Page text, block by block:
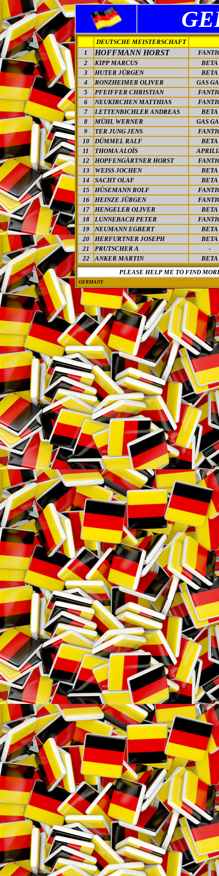
DEUTSCHE MEISTERSCHAFT
1
HOFFMANN HORST
2
KIPP MARCUS
BETA
3
HUTER JÜRGEN
BETA
4
RONZHEIMER OLIVER
GAS
5
PFEIFFER CHRISTIAN
6
NEUKIRCHEN MATTHIAS
7
LETTENBICHLER ANDREAS
BETA
8
MÜHL WERNER
GAS
9
TER JUNG JENS
10
DÜMMEL RALF
BETA
11
THOMA ALOÏS
12
HOPFENGÄRTNER HORST
13
WEISS JOCHEN
BETA
14
SACHT OLAF
BETA
15
HÜSEMANN ROLF
16
HEINZE JÜRGEN
17
HENGELER OLIVER
BETA
18
LUNNEBACH PETER
19
NEUMANN EGBERT
BETA
20
HERFURTNER JOSEPH
BETA
21
PRUTSCHER A
-
22
ANKER MARTIN
BETA
PLEASE HELP ME TO FIND
GERMANY